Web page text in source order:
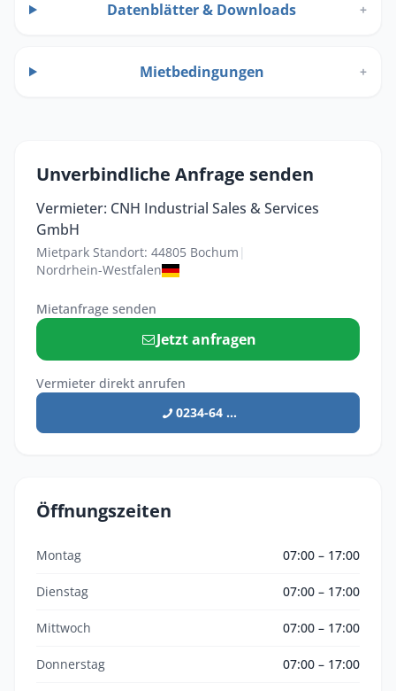
Datenblätter & Downloads +
Mietbedingungen +
Unverbindliche Anfrage senden
Vermieter: CNH Industrial Sales & Services
GmbH
Mietpark Standort: 44805 Bochum |
Nordrhein-Westfalen
Mietanfrage senden
Jetzt anfragen
Vermieter direkt anrufen
0234-64 ...
Öffnungszeiten
Montag 07:00 – 17:00
Dienstag 07:00 – 17:00
Mittwoch 07:00 – 17:00
Donnerstag 07:00 – 17:00